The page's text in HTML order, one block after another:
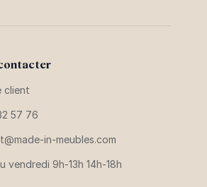
client
57 76
in-meubles.com
vendredi 9h-13h 14h-18h